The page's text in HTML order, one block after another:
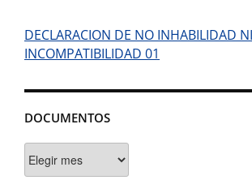
DOCUMENTOS
DECLARACION DE NO INHABILIDAD NI
INCOMPATIBILIDAD 01